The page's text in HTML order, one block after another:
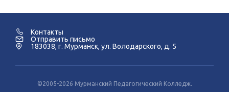
Контакты
Отправить письмо
183038, г. Мурманск, ул. Володарского, д. 5
©2005-2026 Мурманский Педагогический Колледж.